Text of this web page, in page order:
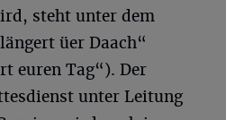
steht unter dem
üer Daach“
euren Tag“). Der
unter Leitung